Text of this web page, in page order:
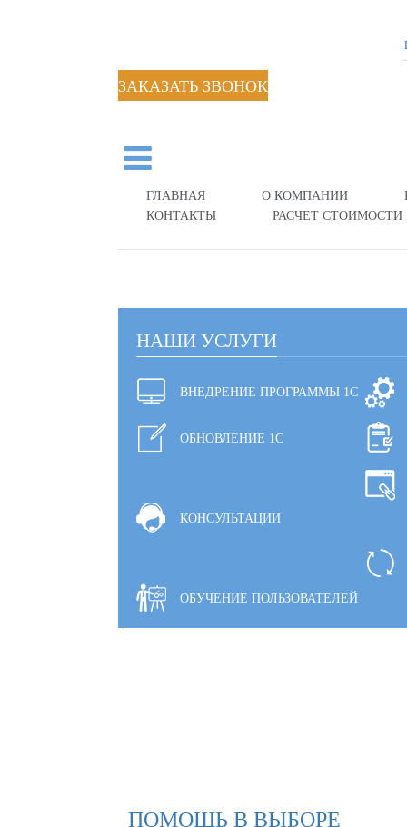
ЗАКАЗАТЬ ЗВОНОК
ГЛАВНАЯ О КОМПАНИИ
КОНТАКТЫ
РАСЧЕТ СТОИМОСТИ
НАШИ УСЛУГИ
ВНЕДРЕНИЕ ПРОГРАММЫ 1С
ОБНОВЛЕНИЕ 1С
КОНСУЛЬТАЦИИ
ОБУЧЕНИЕ ПОЛЬЗОВАТЕЛЕЙ
ПОМОЩЬ В ВЫБОРЕ